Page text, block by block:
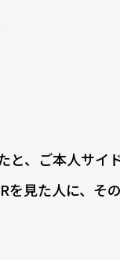
と、ご本人サイ
を見た人に、そ